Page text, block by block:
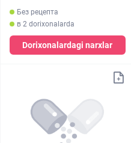
Без рецепта
в 2 dorixonalarda
Dorixonalardagi narxlar